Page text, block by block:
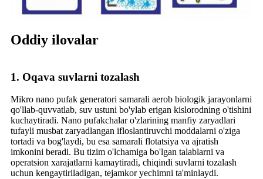
Oddiy ilovalar
1. Oqava suvlarni tozalash
Mikro nano pufak generatori samarali aerob biologik jarayonlarni
qo'llab-quvvatlab, suv ustuni bo'ylab erigan kislorodning o'tishini
kuchaytiradi. Nano pufakchalar o'zlarining manfiy zaryadlari
tufayli musbat zaryadlangan ifloslantiruvchi moddalarni o'ziga
tortadi va bog'laydi, bu esa samarali flotatsiya va ajratish
imkonini beradi. Bu tizim o'lchamiga bo'lgan talablarni va
operatsion xarajatlarni kamaytiradi, chiqindi suvlarni tozalash
uchun kengaytiriladigan, tejamkor yechimni ta'minlaydi.